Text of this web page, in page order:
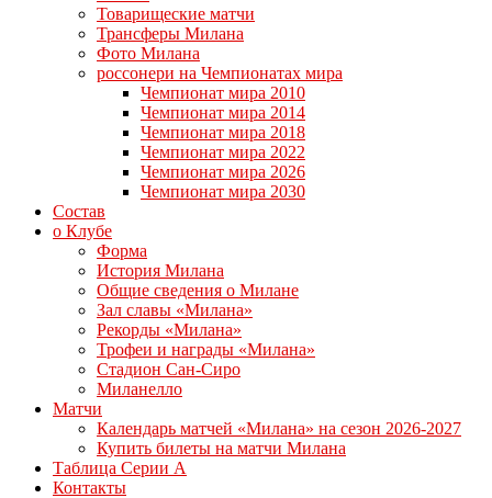
Товарищеские матчи
Трансферы Милана
Фото Милана
россонери на Чемпионатах мира
Чемпионат мира 2010
Чемпионат мира 2014
Чемпионат мира 2018
Чемпионат мира 2022
Чемпионат мира 2026
Чемпионат мира 2030
Состав
о Клубе
Форма
История Милана
Общие сведения о Милане
Зал славы «Милана»
Рекорды «Милана»
Трофеи и награды «Милана»
Стадион Сан-Сиро
Миланелло
Матчи
Календарь матчей «Милана» на сезон 2026-2027
Купить билеты на матчи Милана
Таблица Серии А
Контакты